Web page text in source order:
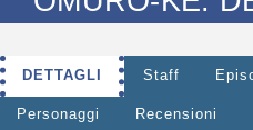
DETTAGLI Staff
Personaggi Recensioni